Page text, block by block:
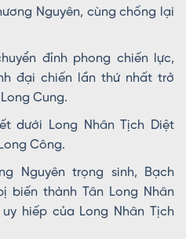
Nguyên, cùng chống lại
đỉnh phong chiến lực,
đại chiến lần thứ nhất trở
Cung.
dưới Long Nhân Tịch Diệt
Công.
Nguyên trọng sinh, Bạch
biến thành Tân Long Nhân
hiếp của Long Nhân Tịch